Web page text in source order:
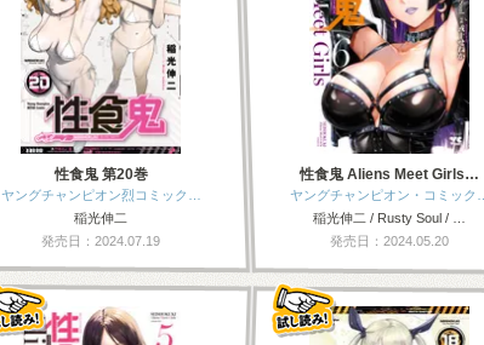
性食鬼 第20巻
ヤングチャンピオン烈コミック…
稲光伸二
発売日：2024.07.19
性食鬼 Aliens Meet Girls…
ヤングチャンピオン・コミック…
稲光伸二 / Rusty Soul / …
発売日：2024.05.20